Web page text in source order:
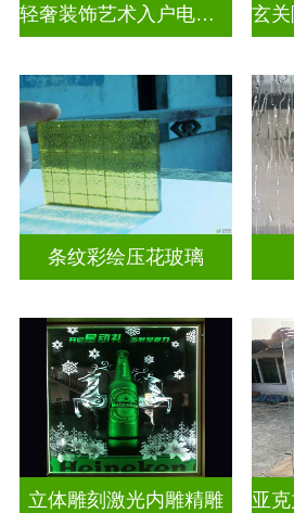
轻奢装饰艺术入户电视玻璃背景墙
条纹彩绘压花玻璃
立体雕刻激光内雕精雕